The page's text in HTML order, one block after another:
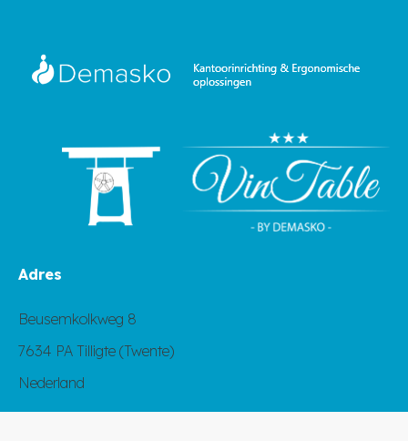
Adres
Beusemkolkweg 8
7634 PA Tilligte (Twente)
Nederland